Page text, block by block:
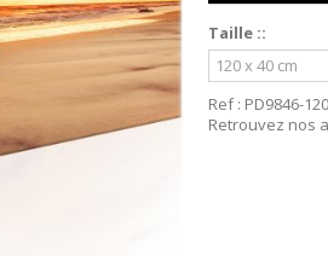
Taille ::
Ref : PD9846-
Retrouvez nos